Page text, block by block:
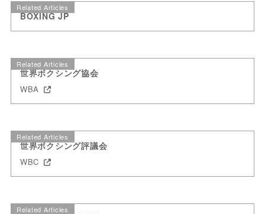
Related Articles
BOXING JP
Related Articles
世界ボクシング協会
WBA
Related Articles
世界ボクシング評議会
WBC
Related Articles